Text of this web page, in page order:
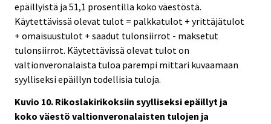
epäillyistä ja 51,1 prosentilla koko väestöstä.
Käytettävissä olevat tulot = palkkatulot + yrittäjätulot
+ omaisuustulot + saadut tulonsiirrot - maksetut
tulonsiirrot. Käytettävissä olevat tulot on
valtionveronalaista tuloa parempi mittari kuvaamaan
syylliseksi epäillyn todellisia tuloja.
Kuvio 10. Rikoslakirikoksiin syylliseksi epäillyt ja
koko väestö valtionveronalaisten tulojen ja